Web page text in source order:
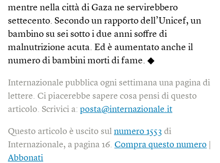
mentre nella città di Gaza ne servirebbero
settecento. Secondo un rapporto dell’Unicef, un
bambino su sei sotto i due anni soffre di
malnutrizione acuta. Ed è aumentato anche il
numero di bambini morti di fame. ◆
Internazionale pubblica ogni settimana una pagina di
lettere. Ci piacerebbe sapere cosa pensi di questo
articolo. Scrivici a: posta@internazionale.it
Questo articolo è uscito sul numero 1553 di
Internazionale, a pagina 16. Compra questo numero
Abbonati